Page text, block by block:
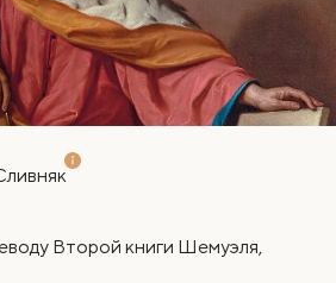
Второй книги Шемуэля,